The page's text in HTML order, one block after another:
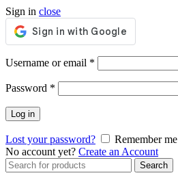
Sign in close
Username or email *
Password *
Log in
Lost your password?
Remember me
No account yet? Create an Account
Search
for:
Search